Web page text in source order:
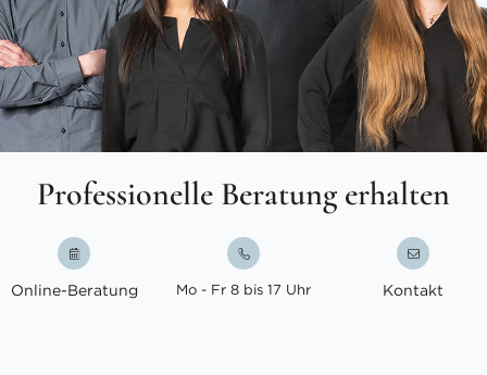
Professionelle Beratung erhalten
Online-Beratung Mo - Fr 8 bis 17 Uhr Kontakt